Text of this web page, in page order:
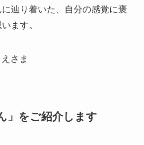
辿り着いた、自分の感覚に褒
ます。
さま
」をご紹介します